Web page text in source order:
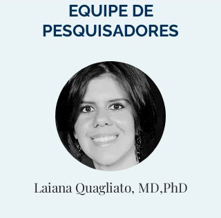
EQUIPE DE
PESQUISADORES
Laiana Quagliato, MD,PhD